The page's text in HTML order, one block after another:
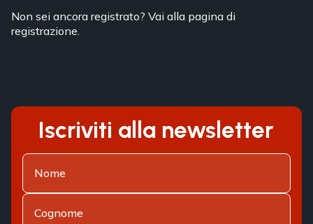
Non sei ancora registrato? Vai alla pagina di
registrazione.
Iscriviti alla newsletter